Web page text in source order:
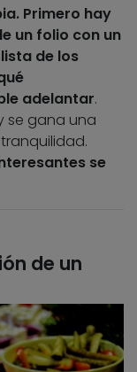
Primero hay
un folio con un
de los
adelantar.
se gana una
se
de un